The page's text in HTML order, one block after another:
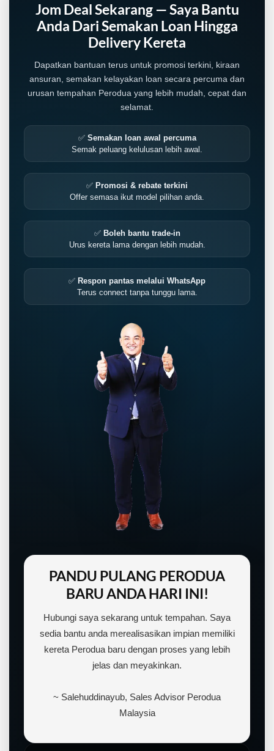
Jom Deal Sekarang — Saya Bantu
Anda Dari Semakan Loan Hingga
Delivery Kereta
Dapatkan bantuan terus untuk promosi terkini, kiraan
ansuran, semakan kelayakan loan secara percuma dan
urusan tempahan Perodua yang lebih mudah, cepat dan
selamat.
✅ Semakan loan awal percuma
Semak peluang kelulusan lebih awal.
✅ Promosi & rebate terkini
Offer semasa ikut model pilihan anda.
✅ Boleh bantu trade-in
Urus kereta lama dengan lebih mudah.
✅ Respon pantas melalui WhatsApp
Terus connect tanpa tunggu lama.
PANDU PULANG PERODUA
BARU ANDA HARI INI!
Hubungi saya sekarang untuk tempahan. Saya
sedia bantu anda merealisasikan impian memiliki
kereta Perodua baru dengan proses yang lebih
jelas dan meyakinkan.
~ Salehuddinayub, Sales Advisor Perodua
Malaysia